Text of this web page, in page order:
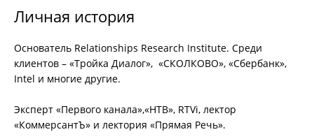
Личная история
Основатель Relationships Research Institute. Среди
клиентов – «Тройка Диалог», «СКОЛКОВО», «Сбербанк»,
Intel и многие другие.
Эксперт «Первого канала»,«НТВ», RTVi, лектор
«КоммерсантЪ» и лектория «Прямая Речь».